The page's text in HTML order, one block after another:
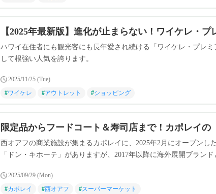
【2025年最新版】進化が止まらない！ワイケレ・
ハワイ在住者にも観光客にも長年愛され続ける「ワイケレ・プレ
して根強い人気を誇ります。
2025/11/25 (Tue)
#ワイケレ #アウトレット #ショッピング
限定品からフードコート＆寿司店まで！カポレイ
西オアフの商業施設が集まるカポレイに、2025年2月にオープン
「ドン・キホーテ」がありますが、2017年以降に海外展開ブラン
2025/09/29 (Mon)
#カポレイ #西オアフ #スーパーマーケット